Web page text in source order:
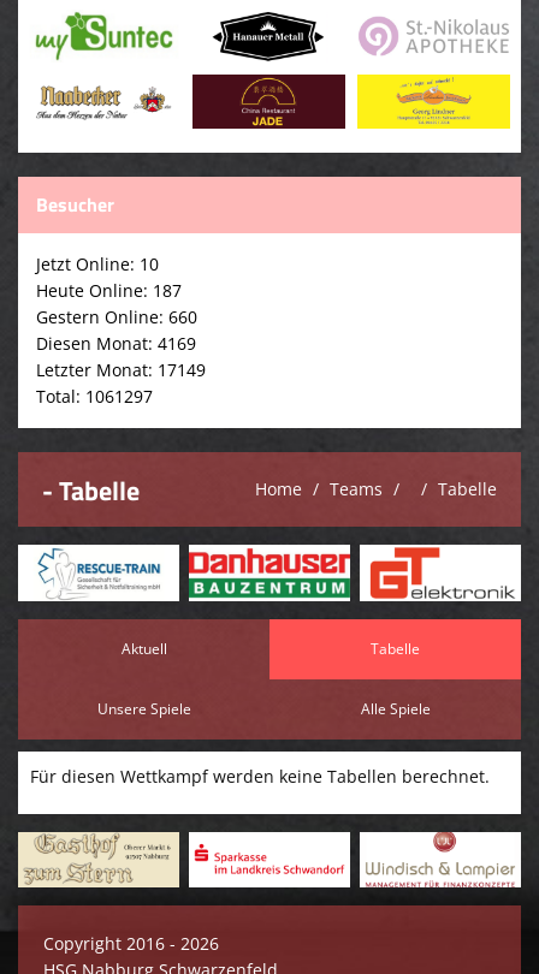
Besucher
Jetzt Online: 10
Heute Online: 187
Gestern Online: 660
Diesen Monat: 4169
Letzter Monat: 17149
Total: 1061297
- Tabelle Home Teams Tabelle
Aktuell Tabelle
Unsere Spiele Alle Spiele
Für diesen Wettkampf werden keine Tabellen berechnet.
Copyright 2016 - 2026